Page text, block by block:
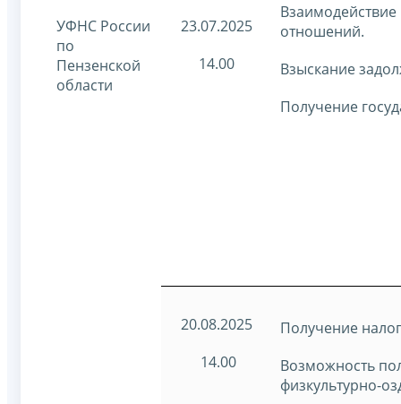
УФНС России
по
Пензенской
области
23.07.2025
14.00
отношений.
Взыскание
Получение
20.08.2025
14.00
Получение
Возможность
физкультурно-